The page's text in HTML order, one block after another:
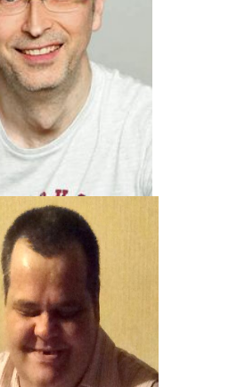
Juterzenka
Deutsche Musik und